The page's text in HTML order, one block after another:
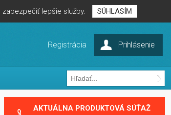
zabezpečiť lepšie služby. SÚHLASÍM
Prihlásenie
Registrácia
AKTUÁLNA PRODUKTOVÁ SÚŤAŽ